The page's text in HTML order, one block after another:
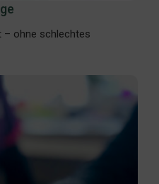
– ohne schlechtes